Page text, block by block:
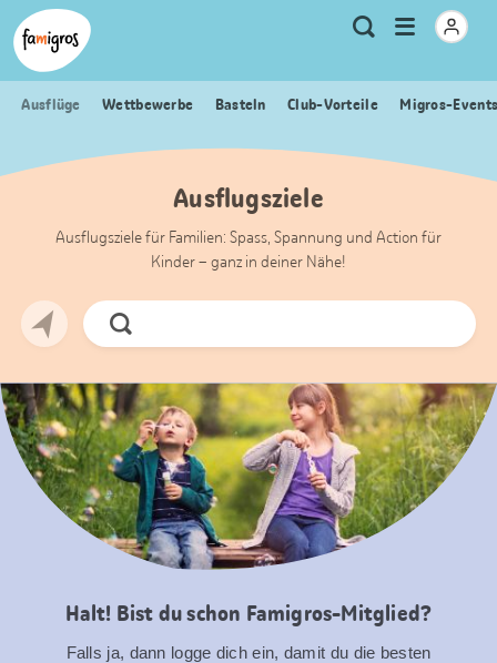
Sprungmarken
Navigation
Header
Logo
Meta
Navigation
Suche
Menu
öffnen
Ausflüge Wettbewerbe Basteln Club-Vorteile Migros-
Ausflugsziele
Ausflugsziele für Familien: Spass, Spannung und Action für
Kinder – ganz in deiner Nähe!
Jetzt
Suchen
Halt! Bist du schon Famigros-Mitglied?
Falls ja, dann logge dich ein, damit du die besten